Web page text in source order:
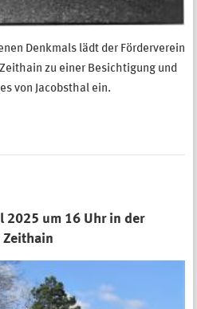
Denkmals lädt der Förderverein
zu einer Besichtigung und
von Jacobsthal ein.
2025 um 16 Uhr in der
Zeithain